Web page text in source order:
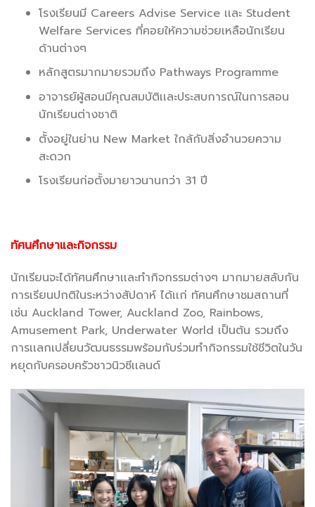
โรงเรียนมี Careers Advise Service เเละ Student
Welfare Services ที่คอยให้ความช่วยเหลือนักเรียน
ด้านต่างๆ
หลักสูตรมากมายรวมถึง Pathways Programme
อาจารย์ผู้สอนมีคุณสมบัติเเละประสบการณ์ในการสอน
นักเรียนต่างชาติ
ตั้งอยู่ในย่าน New Market ใกล้กับสิ่งอำนวยความ
สะดวก
โรงเรียนก่อตั้งมายาวนานกว่า 31 ปี
ทัศนศึกษาและกิจกรรม
นักเรียนจะได้ทัศนศึกษาเเละทำกิจกรรมต่างๆ มากมายสลับกัน
การเรียนปกติในระหว่างสัปดาห์ ได้เเก่ ทัศนศึกษาชมสถานที่
เช่น Auckland Tower, Auckland Zoo, Rainbows,
Amusement Park, Underwater World เป็นต้น รวมถึง
การเเลกเปลี่ยนวัฒนธรรมพร้อมกับร่วมทำกิจกรรมใช้ชีวิตในวัน
หยุดกับครอบครัวชาวนิวซีเเลนด์